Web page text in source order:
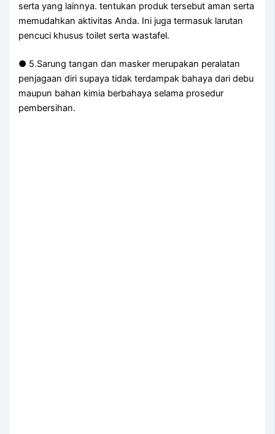
serta yang lainnya. tentukan produk tersebut aman serta
memudahkan aktivitas Anda. Ini juga termasuk larutan
pencuci khusus toilet serta wastafel.
● 5.Sarung tangan dan masker merupakan peralatan
penjagaan diri supaya tidak terdampak bahaya dari debu
maupun bahan kimia berbahaya selama prosedur
pembersihan.